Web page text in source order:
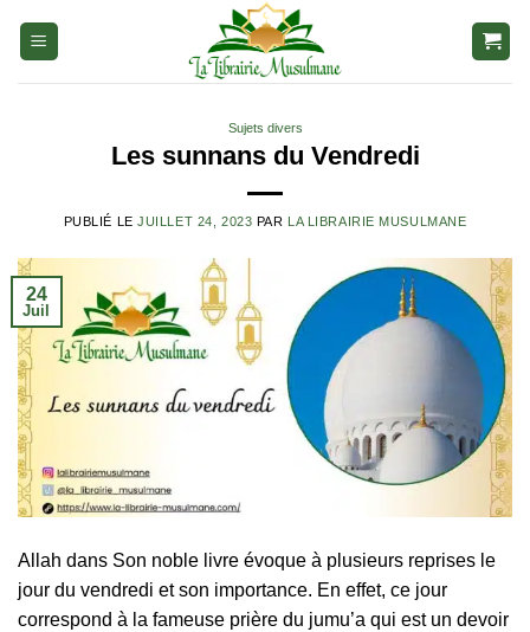
Sujets divers
Les sunnans du Vendredi
PUBLIÉ LEJUILLET 24, 2023 PAR LA LIBRAIRIE MUSULMANE
24
Juil
Allah dans Son noble livre évoque à plusieurs reprises le
jour du vendredi et son importance. En effet, ce jour
correspond à la fameuse prière du jumu’a qui est un devoir